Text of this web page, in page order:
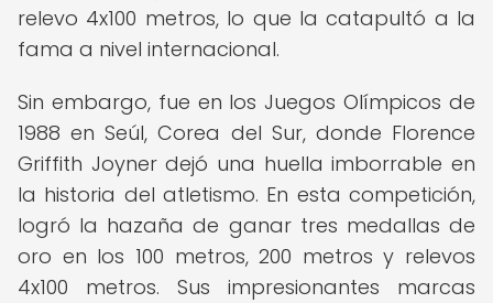
relevo 4x100 metros, lo que la catapultó a la
fama a nivel internacional.
Sin embargo, fue en los Juegos Olímpicos de
1988 en Seúl, Corea del Sur, donde Florence
Griffith Joyner dejó una huella imborrable en
la historia del atletismo. En esta competición,
logró la hazaña de ganar tres medallas de
oro en los 100 metros, 200 metros y relevos
4x100 metros. Sus impresionantes marcas